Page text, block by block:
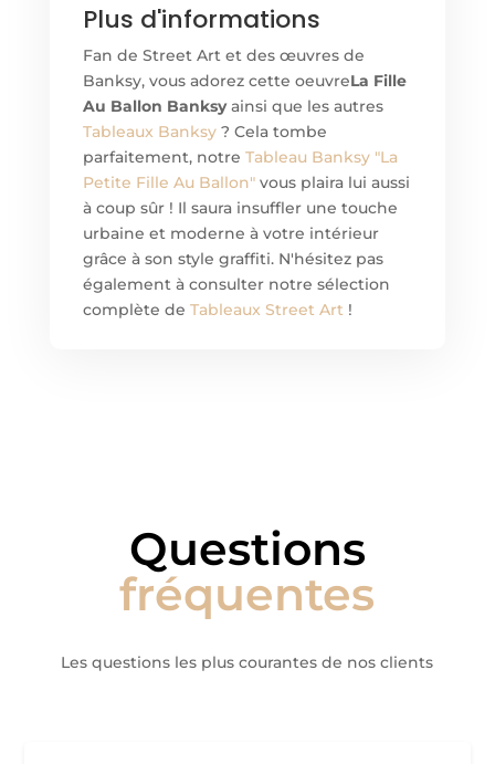
Plus d'informations
Fan de Street Art et des œuvres de
Banksy, vous adorez cette oeuvreLa Fille
Au Ballon Banksyainsi que les autres
Tableaux Banksy? Cela tombe
parfaitement, notre Tableau Banksy "La
Petite Fille Au Ballon"vous plaira lui aussi
à coup sûr ! Il saura insuffler une touche
urbaine et moderne à votre intérieur
grâce à son style graffiti. N'hésitez pas
également à consulter notre sélection
complète de Tableaux Street Art!
Questions
fréquentes
Les questions les plus courantes de nos clients